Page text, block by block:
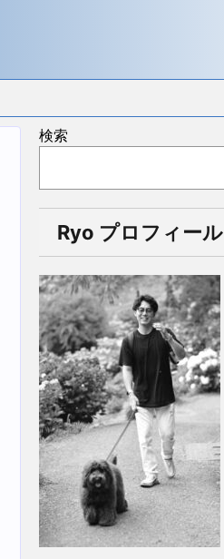
検索
Ryo プロフィール